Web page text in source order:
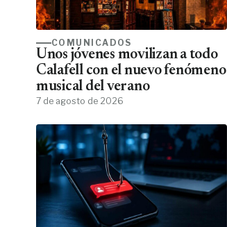
COMUNICADOS
Unos jóvenes movilizan a todo
Calafell con el nuevo fenómeno
musical del verano
7 de agosto de 2026